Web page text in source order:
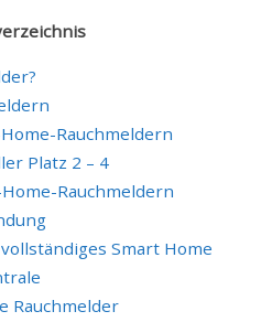
Rauchmeldern
Platz 2 – 4
Rauchmeldern
Smart Home
Rauchmelder